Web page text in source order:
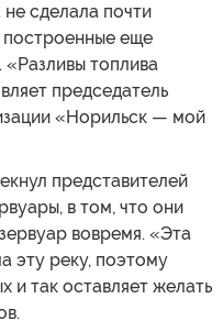
не сделала почти
построенные еще
топлива
председатель
«Норильск — мой
представителей
в том, что они
вовремя. «Эта
эту реку, поэтому
и так оставляет желать